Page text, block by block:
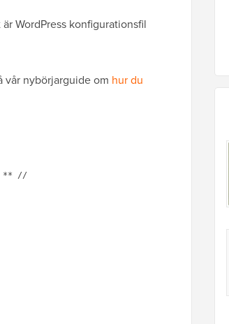
WordPress konfigurationsfil
nybörjarguide om hur du
** //